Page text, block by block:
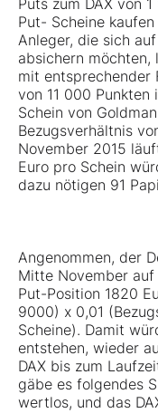
Puts zum DAX von
Put- Scheine
Anleger, die sich
absichern möchten,
mit entsprechender
von 11 000 Punkten
Schein von
Bezugsverhältnis
November 2015
Euro pro Schein
dazu nötigen 91
Angenommen, der
Mitte November
Put-Position 1820
9000) x 0,01
Scheine). Damit
entstehen, wieder
DAX bis zum
gäbe es folgendes
wertlos, und das